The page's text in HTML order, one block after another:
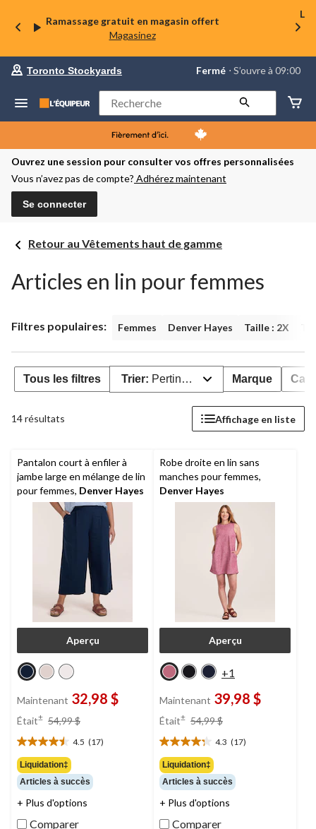
Ramassage gratuit en magasin offert
Magasinez
La
préféré
Toronto
Stockyards,
courament
Fermé,
S’ouvre
à
Toronto Stockyards Fermé ⋅ S’ouvre à 09:00
Rechercher
Ouvrez une session pour consulter vos offres personnalisées
Vous n’avez pas de compte? Adhérez maintenant
Se connecter
Retour au Vêtements haut de gamme
Articles en lin pour femmes
Filtres populaires: Femmes Denver Hayes Taille : 2X
Tous les filtres Trier: Pertinence Marque
14 résultats Affichage en liste
Pantalon court à enfiler à
jambe large en mélange de lin
pour femmes, Denver Hayes
Aperçu
Maintenant 32,98 $
Était± 54,99 $
54,99 $
4.5 (17)
4.5
étoile(s)
sur
5.
17
Liquidation‡
Articles à succès
+ Plus d'options
Comparer
Robe droite en lin sans
manches pour femmes,
Denver Hayes
Aperçu
+1
Maintenant 39,98 $
Était± 54,99 $
54,99 $
4.3 (17)
4.3
étoile(s)
sur
5.
17
Liquidation‡
Articles à succès
+ Plus d'options
Comparer